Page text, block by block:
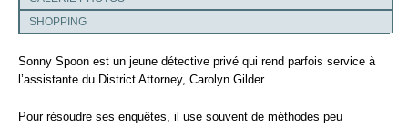
SHOPPING
Sonny Spoon est un jeune détective privé qui rend parfois service à
l’assistante du District Attorney, Carolyn Gilder.
Pour résoudre ses enquêtes, il use souvent de méthodes peu